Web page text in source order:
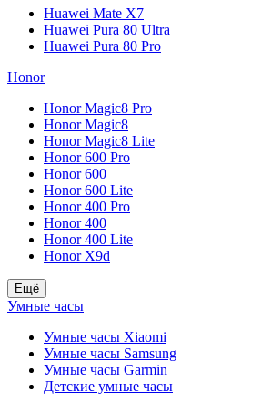
Huawei Mate X7
Huawei Pura 80 Ultra
Huawei Pura 80 Pro
Honor
Honor Magic8 Pro
Honor Magic8
Honor Magic8 Lite
Honor 600 Pro
Honor 600
Honor 600 Lite
Honor 400 Pro
Honor 400
Honor 400 Lite
Honor X9d
Ещё
Умные часы
Умные часы Xiaomi
Умные часы Samsung
Умные часы Garmin
Детские умные часы